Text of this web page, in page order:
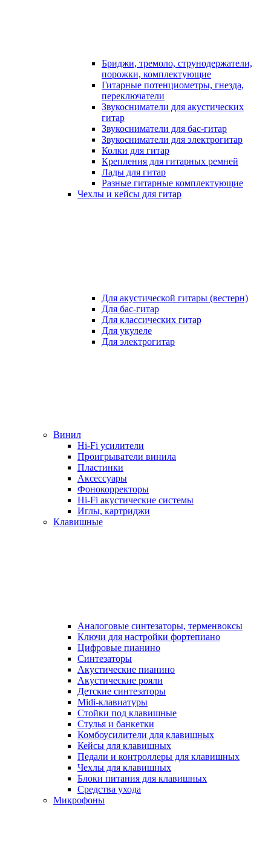
Бриджи, тремоло, струнодержатели,
порожки, комплектующие
Гитарные потенциометры, гнезда,
переключатели
Звукосниматели для акустических
гитар
Звукосниматели для бас-гитар
Звукосниматели для электрогитар
Колки для гитар
Крепления для гитарных ремней
Лады для гитар
Разные гитарные комплектующие
Чехлы и кейсы для гитар
Для акустической гитары (вестерн)
Для бас-гитар
Для классических гитар
Для укулеле
Для электрогитар
Винил
Hi-Fi усилители
Проигрыватели винила
Пластинки
Аксессуары
Фонокорректоры
Hi-Fi акустические системы
Иглы, картриджи
Клавишные
Аналоговые синтезаторы, терменвоксы
Ключи для настройки фортепиано
Цифровые пианино
Синтезаторы
Акустические пианино
Акустические рояли
Детские синтезаторы
Midi-клавиатуры
Стойки под клавишные
Стулья и банкетки
Комбоусилители для клавишных
Кейсы для клавишных
Педали и контроллеры для клавишных
Чехлы для клавишных
Блоки питания для клавишных
Средства ухода
Микрофоны